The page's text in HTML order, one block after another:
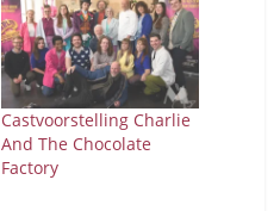
Castvoorstelling Charlie
And The Chocolate
Factory